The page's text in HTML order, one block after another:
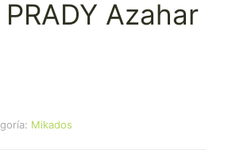
Azahar
Mikados